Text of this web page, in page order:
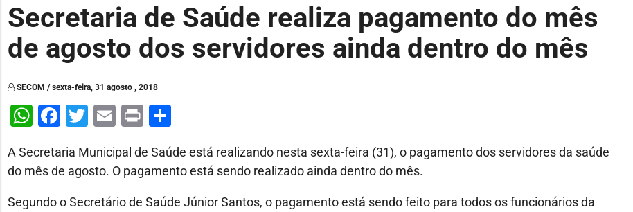
Secretaria de Saúde realiza pagamento do mês
de agosto dos servidores ainda dentro do mês
SECOM / sexta-feira, 31 agosto , 2018
WhatsApp
Facebook
Twitter
Email
Print
A Secretaria Municipal de Saúde está realizando nesta sexta-feira (31), o pagamento dos servidores da saúde
do mês de agosto. O pagamento está sendo realizado ainda dentro do mês.
Segundo o Secretário de Saúde Júnior Santos, o pagamento está sendo feito para todos os funcionários da